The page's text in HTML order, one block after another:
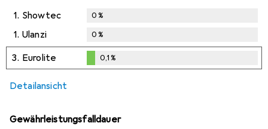
1. Showtec 0%
1. Ulanzi 0%
3. Eurolite
0,1%
0,1%
Detailansicht
Gewährleistungsfalldauer